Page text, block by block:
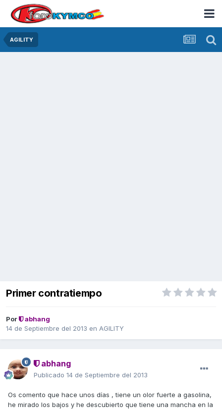
AGILITY
Primer contratiempo
Por
abhang
14 de Septiembre del 2013 en AGILITY
abhang
Publicado 14 de Septiembre del 2013
Os comento que hace unos días , tiene un olor fuerte a gasolina,
he mirado los bajos y he descubierto que tiene una mancha en la